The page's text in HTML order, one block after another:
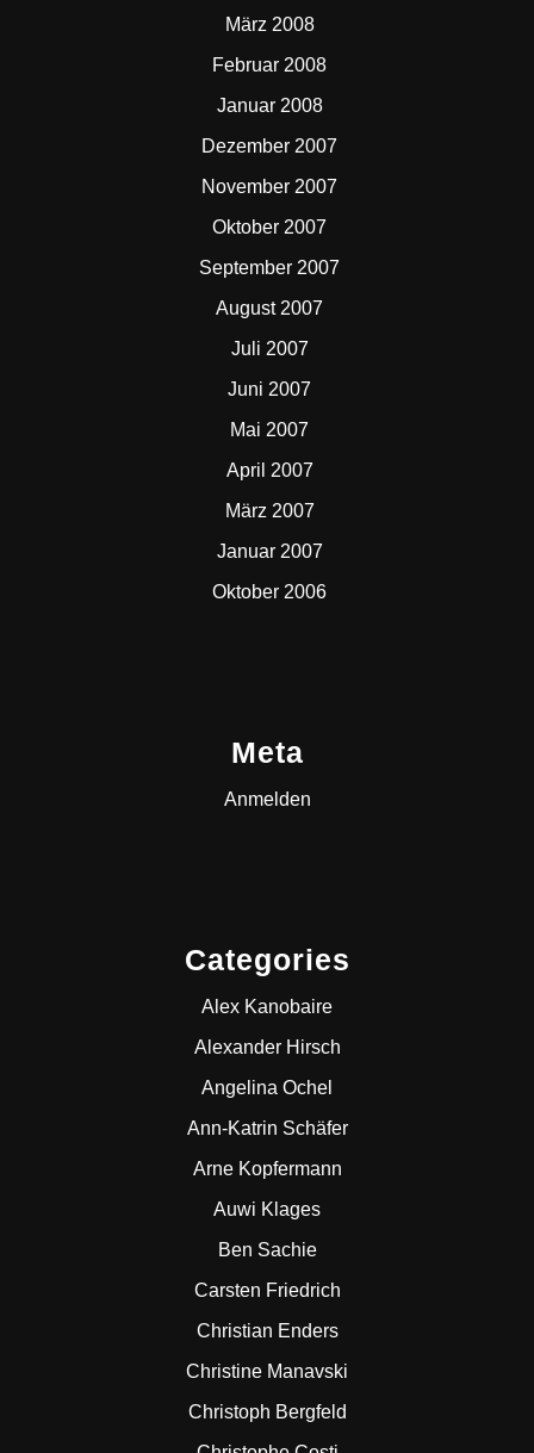
März 2008
Februar 2008
Januar 2008
Dezember 2007
November 2007
Oktober 2007
September 2007
August 2007
Juli 2007
Juni 2007
Mai 2007
April 2007
März 2007
Januar 2007
Oktober 2006
Meta
Anmelden
Categories
Alex Kanobaire
Alexander Hirsch
Angelina Ochel
Ann-Katrin Schäfer
Arne Kopfermann
Auwi Klages
Ben Sachie
Carsten Friedrich
Christian Enders
Christine Manavski
Christoph Bergfeld